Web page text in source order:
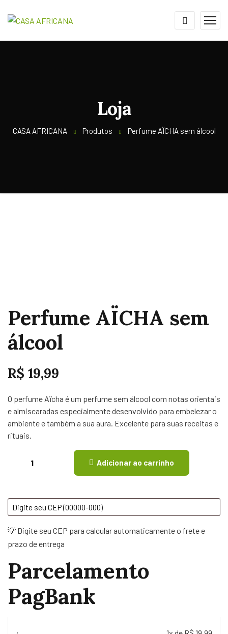
Loja
CASA AFRICANA Produtos Perfume AÏCHA sem álcool
Perfume AÏCHA sem
álcool
R$ 19,99
O perfume Aïcha é um perfume sem álcool com notas orientais
e almiscaradas especialmente desenvolvido para embelezar o
ambiente e também a sua aura. Excelente para suas receitas e
rituais.
Adicionar ao carrinho
💡 Digite seu CEP para calcular automaticamente o frete e
prazo de entrega
Parcelamento
PagBank